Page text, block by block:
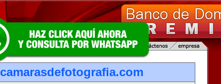
camarasdefotografia.com